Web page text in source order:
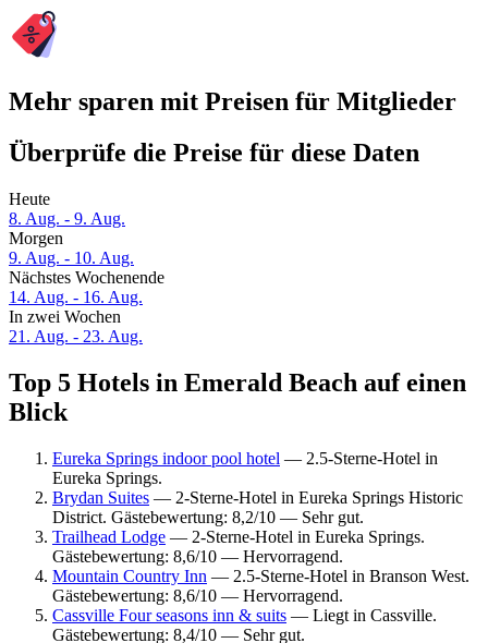
Mehr sparen mit Preisen für Mitglieder
Überprüfe die Preise für diese Daten
Heute
8. Aug. - 9. Aug.
Morgen
9. Aug. - 10. Aug.
Nächstes Wochenende
14. Aug. - 16. Aug.
In zwei Wochen
21. Aug. - 23. Aug.
Top 5 Hotels in Emerald Beach auf einen
Blick
Eureka Springs indoor pool hotel — 2.5-Sterne-Hotel in
Eureka Springs.
Brydan Suites — 2-Sterne-Hotel in Eureka Springs Historic
District. Gästebewertung: 8,2/10 — Sehr gut.
Trailhead Lodge — 2-Sterne-Hotel in Eureka Springs.
Gästebewertung: 8,6/10 — Hervorragend.
Mountain Country Inn — 2.5-Sterne-Hotel in Branson West.
Gästebewertung: 8,6/10 — Hervorragend.
Cassville Four seasons inn & suits — Liegt in Cassville.
Gästebewertung: 8,4/10 — Sehr gut.